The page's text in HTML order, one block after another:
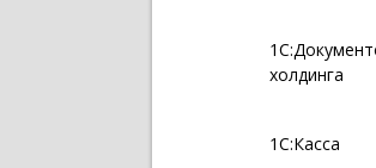
холдинга
1С:Касса